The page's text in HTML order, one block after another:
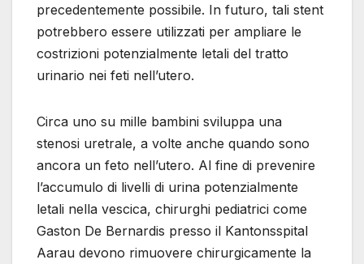
precedentemente possibile. In futuro, tali stent
potrebbero essere utilizzati per ampliare le
costrizioni potenzialmente letali del tratto
urinario nei feti nell’utero.
Circa uno su mille bambini sviluppa una
stenosi uretrale, a volte anche quando sono
ancora un feto nell’utero. Al fine di prevenire
l’accumulo di livelli di urina potenzialmente
letali nella vescica, chirurghi pediatrici come
Gaston De Bernardis presso il Kantonsspital
Aarau devono rimuovere chirurgicamente la